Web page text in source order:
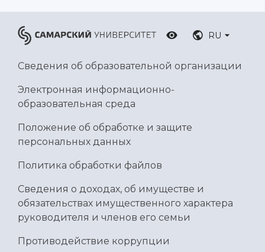
RU
Сведения об образовательной организации
Электронная информационно-
образовательная среда
Положение об обработке и защите
персональных данных
Политика обработки файлов
Сведения о доходах, об имуществе и
обязательствах имущественного характера
руководителя и членов его семьи
Противодействие коррупции